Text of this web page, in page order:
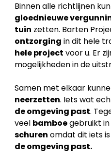
Binnen alle richtlijnen
gloednieuwe
tuin zetten. Barten
ontzorging in dit hele
hele project voor u. Er
mogelijkheden in de
Samen met elkaar
neerzetten. Iets wat
deomgeving past.
veel bamboegebruikt
schuren omdat dit iets
de omgeving past.